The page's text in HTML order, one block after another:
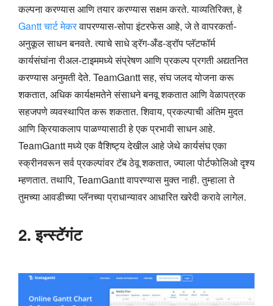
कल्पना करण्यास आणि तयार करण्यास सक्षम करते. याव्यतिरिक्त, हे
Gantt चार्ट मेकरवापरण्यास-सोपा इंटरफेस आहे, जे ते वापरकर्ता-
अनुकूल साधन बनवते. त्याचे साधे ड्रॅग-अँड-ड्रॉप प्लॅटफॉर्म
कार्यसंघांना रीअल-टाइममध्ये संप्रेषण आणि प्रकल्प प्रगती अद्यतनित
करण्यास अनुमती देते. TeamGantt सह, संघ जलद योजना करू
शकतात, अधिक कार्यक्षमतेने संसाधने बनवू शकतात आणि वेळापत्रक
सहजपणे व्यवस्थापित करू शकतात. शिवाय, प्रकल्पाची अंतिम मुदत
आणि क्रियाकलाप पाळण्यासाठी हे एक प्रभावी साधन आहे.
TeamGantt मध्ये एक वैशिष्ट्य देखील आहे जेथे कार्यसंघ एका
स्क्रीनवरून सर्व प्रकल्पांवर टॅब ठेवू शकतात, ज्याला पोर्टफोलिओ दृश्य
म्हणतात. तथापि, TeamGantt वापरण्यास मुक्त नाही. तुम्हाला ते
तुमच्या आवडीच्या प्लॅनच्या प्राधान्यावर आधारित खरेदी करावे लागेल.
2. इन्स्टॅगंट